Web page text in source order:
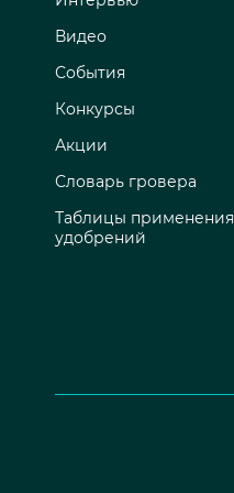
Видео
События
Конкурсы
Акции
Словарь гровера
Таблицы применения
удобрений